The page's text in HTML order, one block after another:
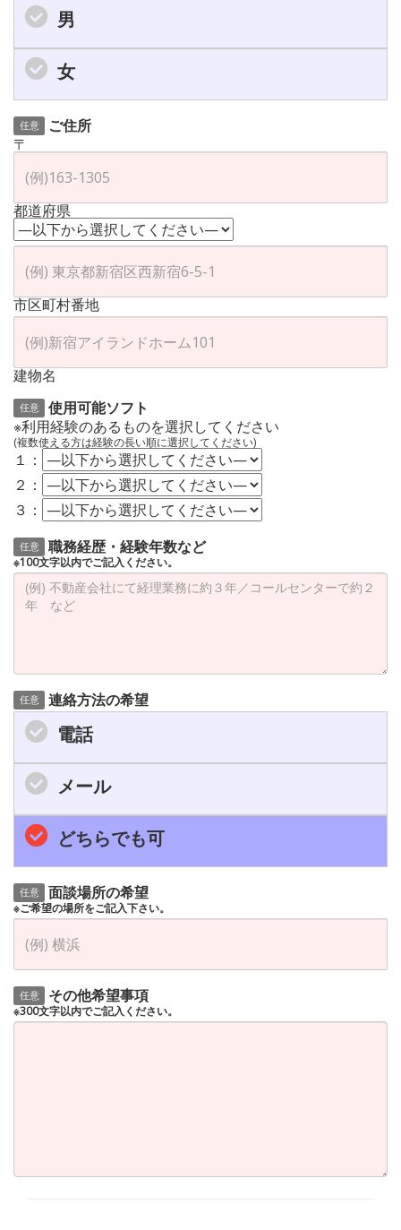
男
女
任意
ご住所
〒
都道府県
市区町村番地
建物名
任意
使用可能ソフト
※利用経験のあるものを選択してください
(複数使える方は経験の長い順に選択してください)
１：
２：
３：
任意 職務経歴・経験年数など
※100文字以内でご記入ください。
任意 連絡方法の希望
電話
メール
どちらでも可
任意 面談場所の希望
※ご希望の場所をご記入下さい。
任意 その他希望事項
※300文字以内でご記入ください。